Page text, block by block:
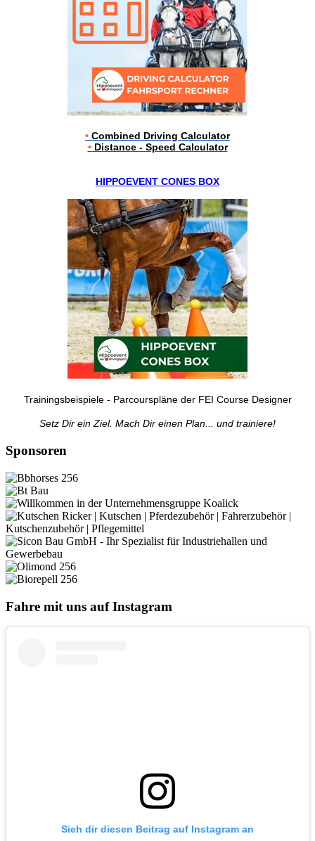
• Combined Driving Calculator
•Distance - Speed Calculator
HIPPOEVENT CONES BOX
Trainingsbeispiele - Parcourspläne der FEI Course Designer
Setz Dir ein Ziel. Mach Dir einen Plan... und trainiere!
Sponsoren
Fahre mit uns auf Instagram
Sieh dir diesen Beitrag auf Instagram an